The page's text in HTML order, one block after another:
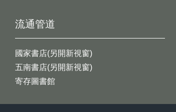
流通管道
國家書店(另開新視窗)
五南書店(另開新視窗)
寄存圖書館